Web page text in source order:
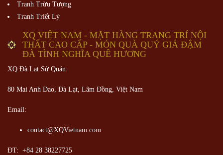
Tranh Trừu Tượng
Tranh Triết Lý
XQ VIỆT NAM - MẶT HÀNG TRANG TRÍ NỘI
THẤT CAO CẤP - MÓN QUÀ QUÝ GIÁ ĐẬM
ĐÀ TÌNH NGHĨA QUÊ HƯƠNG
XQ Đà Lạt Sử Quán
80 Mai Anh Dao, Đà Lạt, Lâm Đồng, Việt Nam
Email:
contact@XQVietnam.com
ĐT: +84 28 38227725